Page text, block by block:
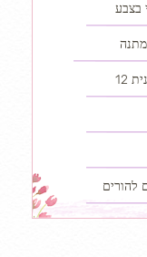
בצבע
להורים